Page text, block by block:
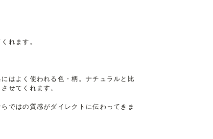
れます。
はよく使われる色・柄。ナチュラルと比
せてくれます。
ではの質感がダイレクトに伝わってきま